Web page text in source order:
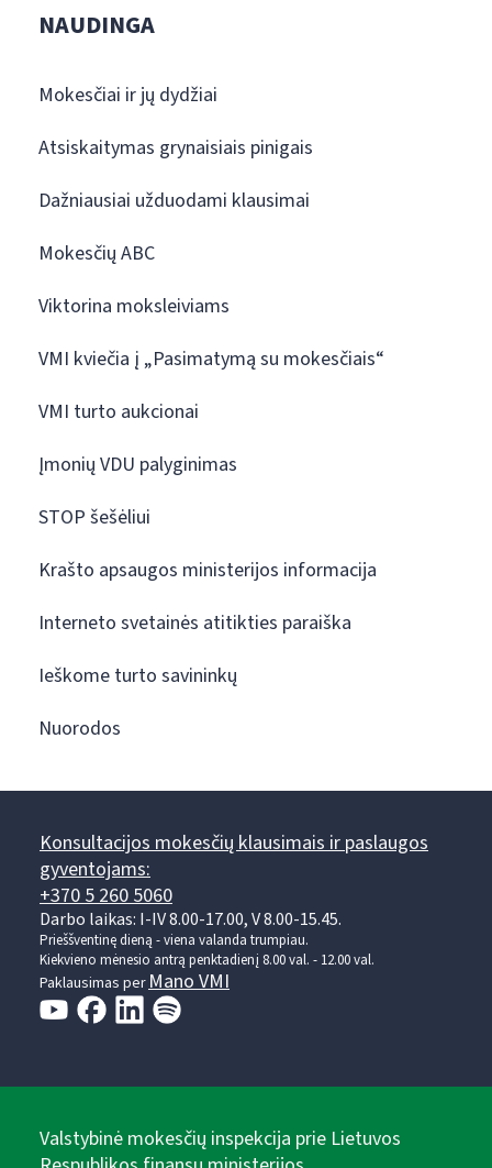
NAUDINGA
Mokesčiai ir jų dydžiai
Atsiskaitymas grynaisiais pinigais
Dažniausiai užduodami klausimai
Mokesčių ABC
Viktorina moksleiviams
VMI kviečia į „Pasimatymą su mokesčiais“
VMI turto aukcionai
Įmonių VDU palyginimas
STOP šešėliui
Krašto apsaugos ministerijos informacija
Interneto svetainės atitikties paraiška
Ieškome turto savininkų
Nuorodos
Konsultacijos mokesčių klausimais ir paslaugos
gyventojams:
+370 5 260 5060
Darbo laikas: I-IV 8.00-17.00, V 8.00-15.45.
Prieššventinę dieną - viena valanda trumpiau.
Kiekvieno mėnesio antrą penktadienį 8.00 val. - 12.00 val.
Paklausimas per Mano VMI
Valstybinė mokesčių inspekcija prie Lietuvos